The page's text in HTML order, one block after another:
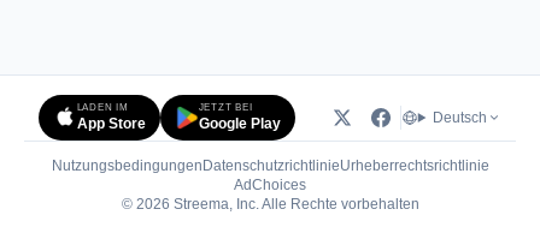
LADEN IM
App Store
JETZT BEI
Google Play Deutsch
Nutzungsbedingungen DatenschutzrichtlinieUrheberrechtsrichtlinie
AdChoices(öffnet in neuem Tab)
© 2026 Streema, Inc. Alle Rechte vorbehalten